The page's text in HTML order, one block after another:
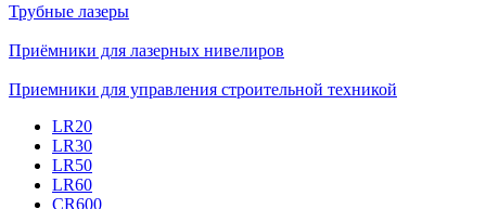
Трубные лазеры
Приёмники для лазерных нивелиров
Приемники для управления строительной техникой
LR20
LR30
LR50
LR60
CR600